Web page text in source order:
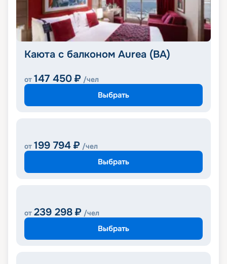
Каюта с балконом Aurea (BA)
от 147 450 ₽ /чел
Выбрать
от 199 794 ₽ /чел
Выбрать
от 239 298 ₽ /чел
Выбрать